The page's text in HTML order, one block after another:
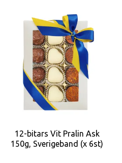
12-bitars Vit Pralin Ask
150g, Sverigeband (x 6st)